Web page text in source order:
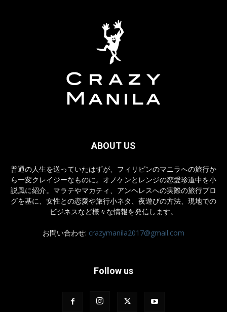
ABOUT US
普通の人生を送っていたはずが、フィリピンのマニラへの旅行か
ら一変クレイジーなものに。オノケンとレンジの恋愛珍道中を小
説風に紹介。マラテやマカティ、アンヘレスへの実際の旅行ブロ
グを基に、女性との恋愛や旅行小ネタ、夜遊びの方法、現地での
ビジネスなど様々な情報を発信します。
お問い合わせ: crazymanila2017@gmail.com
Follow us